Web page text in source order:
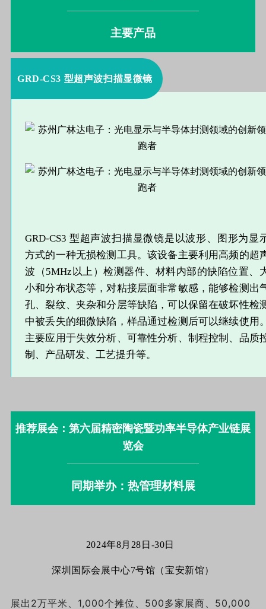
主要产品
GRD-CS3 型超声波扫描显微镜
GRD‐CS3 型超声波扫描显微镜是以波形、图形为显
方式的一种无损检测工具。该设备主要利用高频的超
波（5MHz以上）检测器件、材料内部的缺陷位置、
小和分布状态等，对粘接层面非常敏感，能够检测出
孔、裂纹、夹杂和分层等缺陷，可以保留在破坏性检
中被丢失的细微缺陷，样品通过检测后可以继续使用
主要应用于失效分析、可靠性分析、制程控制、品质
制、产品研发、工艺提升等。
推荐展会：第六届精密陶瓷暨功率半导体产业链展
览会
同期举办：热管理材料展
2024年8月28日-30日
深圳国际会展中心7号馆（宝安新馆）
展出2万平米、1,000个摊位、500多家展商、50,000